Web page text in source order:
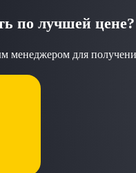
по лучшей цене?
менеджером для